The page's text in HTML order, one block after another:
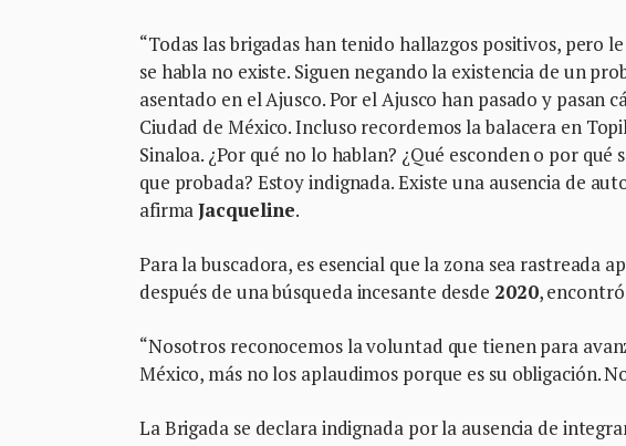
“Todas las brigadas han tenido hallazgos positivos, pero
se habla no existe. Siguen negando la existencia de un
asentado en el Ajusco. Por el Ajusco han pasado y pasan
Ciudad de México. Incluso recordemos la balacera en
Sinaloa. ¿Por qué no lo hablan? ¿Qué esconden o por
que probada? Estoy indignada. Existe una ausencia de
afirmaJacqueline.
Para la buscadora, es esencial que la zona sea rastreada
después de una búsqueda incesante desde 2020,
“Nosotros reconocemos la voluntad que tienen para
México, más no los aplaudimos porque es su obligación.
La Brigada se declara indignada por la ausencia de